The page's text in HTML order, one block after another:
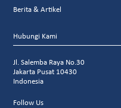
Berita & Artikel
Hubungi Kami
Jl. Salemba Raya No.30
Jakarta Pusat 10430
Indonesia
Follow Us